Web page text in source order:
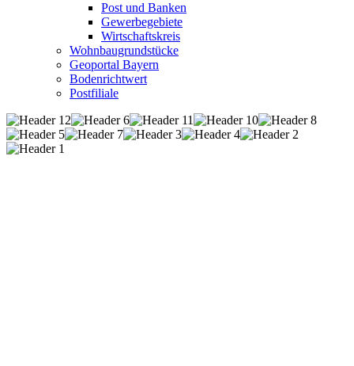
Post und Banken
Gewerbegebiete
Wirtschaftskreis
Wohnbaugrundstücke
Geoportal Bayern
Bodenrichtwert
Postfiliale